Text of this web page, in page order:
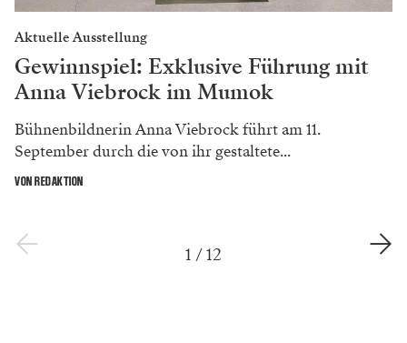
Aktuelle Ausstellung
Gewinnspiel: Exklusive Führung mit
Anna Viebrock im Mumok
Bühnenbildnerin Anna Viebrock führt am 11.
September durch die von ihr gestaltete...
VON REDAKTION
1 /12